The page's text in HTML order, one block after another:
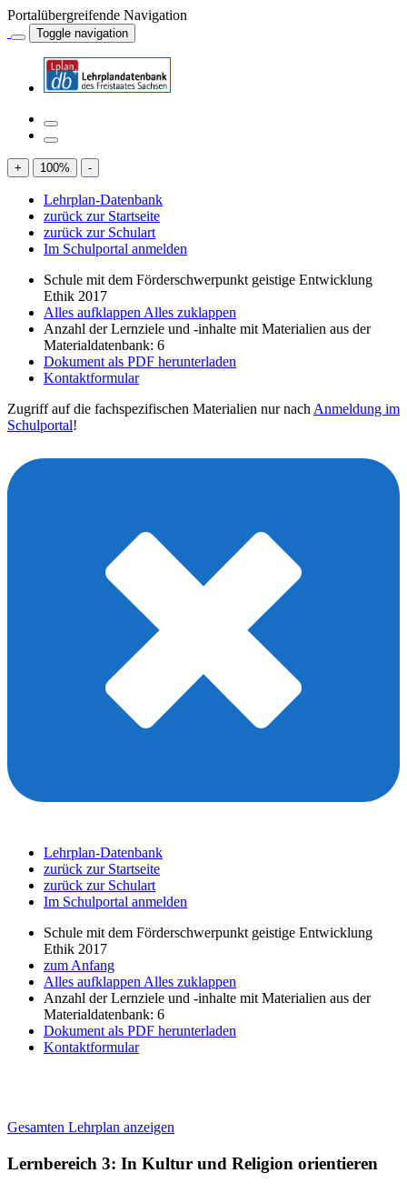
Portalübergreifende Navigation
Toggle navigation
+ 100% -
Lehrplan-Datenbank
zurück zur Startseite
zurück zur Schulart
Im Schulportal anmelden
Schule mit dem Förderschwerpunkt geistige Entwicklung
Ethik 2017
Alles aufklappen Alles zuklappen
Anzahl der Lernziele und -inhalte mit Materialien aus der
Materialdatenbank: 6
Dokument als PDF herunterladen
Kontaktformular
Zugriff auf die fachspezifischen Materialien nur nach Anmeldung im
Schulportal!
Lehrplan-Datenbank
zurück zur Startseite
zurück zur Schulart
Im Schulportal anmelden
Schule mit dem Förderschwerpunkt geistige Entwicklung
Ethik 2017
zum Anfang
Alles aufklappen Alles zuklappen
Anzahl der Lernziele und -inhalte mit Materialien aus der
Materialdatenbank: 6
Dokument als PDF herunterladen
Kontaktformular
Gesamten Lehrplan anzeigen
Lernbereich 3: In Kultur und Religion orientieren